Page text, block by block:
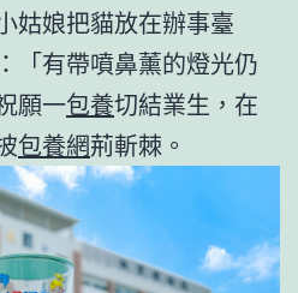
姑娘把貓放在辦事臺
「有帶噴鼻薰的燈光仍
願一包養切結業生，在
包養網荊斬棘。